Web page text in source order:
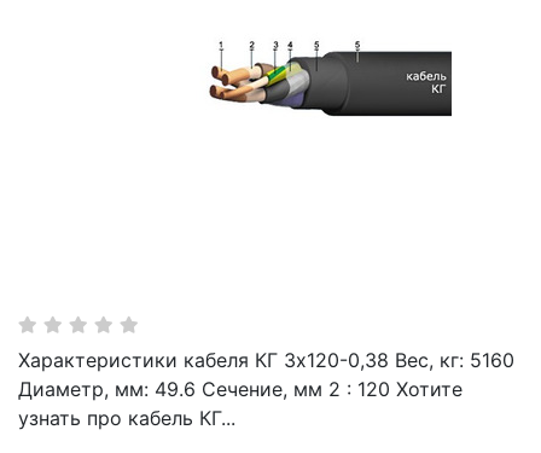
Характеристики кабеля КГ 3х120-0,38 Вес, кг: 5160
Диаметр, мм: 49.6 Сечение, мм 2 : 120 Хотите
узнать про кабель КГ...